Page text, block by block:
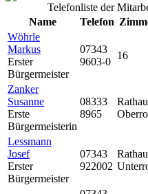
Telefonliste der
Name
Telefon
Wöhrle
Markus
Erster
Bürgermeister
07343
9603-0
16
Zanker
Susanne
Erste
Bürgermeisterin
08333
8965
Lessmann
Josef
Erster
Bürgermeister
07343
922002